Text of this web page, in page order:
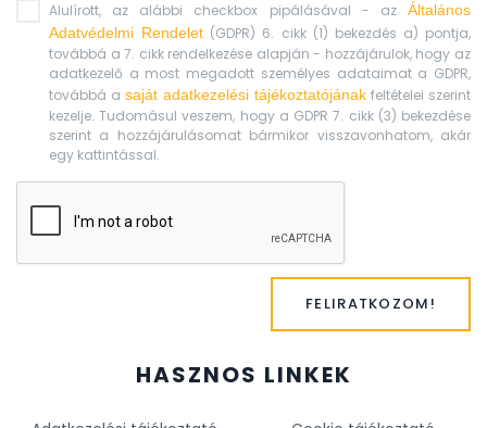
Alulírott, az alábbi checkbox pipálásával - az Általános
Adatvédelmi Rendelet (GDPR) 6. cikk (1) bekezdés a) pontja,
továbbá a 7. cikk rendelkezése alapján - hozzájárulok, hogy az
adatkezelő a most megadott személyes adataimat a GDPR,
továbbá a saját adatkezelési tájékoztatójának feltételei szerint
kezelje. Tudomásul veszem, hogy a GDPR 7. cikk (3) bekezdése
szerint a hozzájárulásomat bármikor visszavonhatom, akár
egy kattintással.
FELIRATKOZOM!
HASZNOS LINKEK